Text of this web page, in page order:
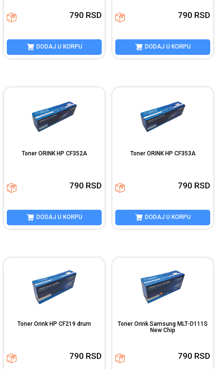
790 RSD
DODAJ U KORPU
790 RSD
DODAJ U KORPU
Toner ORINK HP CF352A
790 RSD
DODAJ U KORPU
Toner ORINK HP CF353A
790 RSD
DODAJ U KORPU
Toner Orink HP CF219 drum
790 RSD
Toner Orink Samsung MLT-D111S
New Chip
790 RSD